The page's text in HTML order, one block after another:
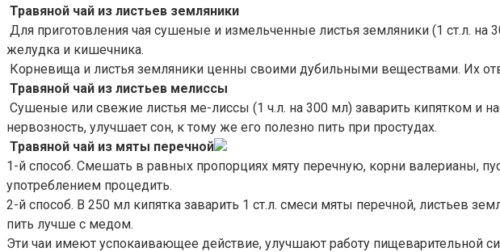
Травяной чай из листьев земляники
Для приготовления чая сушеные и измельченные листья земляники (1 ст.л. на
желудка и кишечника.
Корневища и листья земляники ценны своими дубильными веществами. Их
Травяной чай из листьев мелиссы
Сушеные или свежие листья ме-лиссы (1 ч.л. на 300 мл) заварить кипятком и
нервозность, улучшает сон, к тому же его полезно пить при простудах.
Травяной чай из мяты перечной
1-й способ. Смешать в равных пропорциях мяту перечную, корни валерианы,
употреблением процедить.
2-й способ. В 250 мл кипятка заварить 1 ст.л. смеси мяты перечной, листьев
пить лучше с медом.
Эти чаи имеют успокаивающее действие, улучшают работу